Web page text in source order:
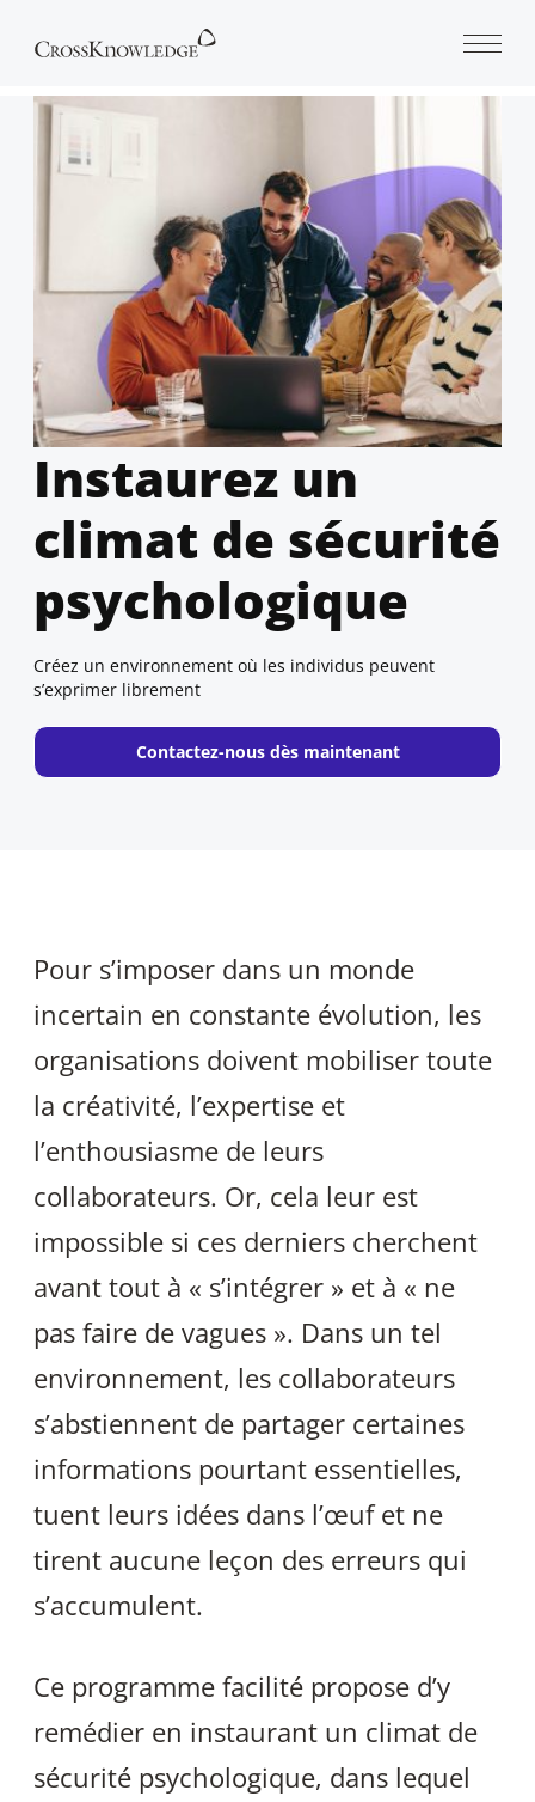
Instaurez un
climat de sécurité
psychologique
Créez un environnement où les individus peuvent
s’exprimer librement
New window
Contactez-nous dès maintenant
Pour s’imposer dans un monde
incertain en constante évolution, les
organisations doivent mobiliser toute
la créativité, l’expertise et
l’enthousiasme de leurs
collaborateurs. Or, cela leur est
impossible si ces derniers cherchent
avant tout à « s’intégrer » et à « ne
pas faire de vagues ». Dans un tel
environnement, les collaborateurs
s’abstiennent de partager certaines
informations pourtant essentielles,
tuent leurs idées dans l’œuf et ne
tirent aucune leçon des erreurs qui
s’accumulent.
Ce programme facilité propose d’y
remédier en instaurant un climat de
sécurité psychologique, dans lequel